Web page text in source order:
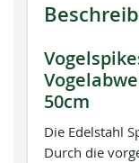
50cm
Die Edelstahl
Durch die